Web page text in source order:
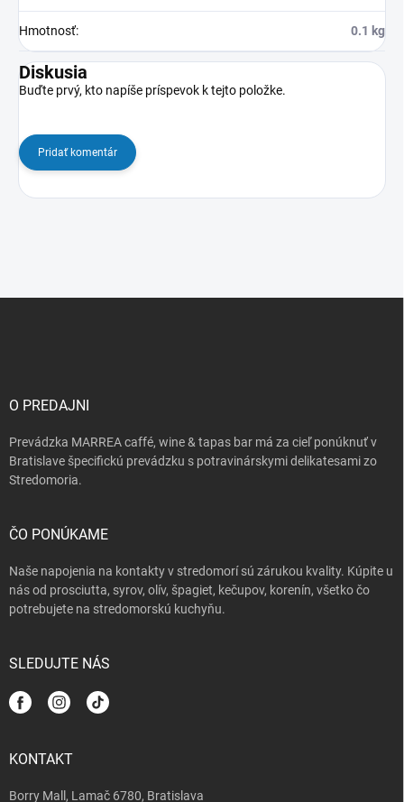
Hmotnosť: 0.1 kg
Diskusia
Buďte prvý, kto napíše príspevok k tejto položke.
Pridať komentár
O PREDAJNI
Prevádzka MARREA caffé, wine & tapas bar má za cieľ ponúknuť v
Bratislave špecifickú prevádzku s potravinárskymi delikatesami zo
Stredomoria.
ČO PONÚKAME
Naše napojenia na kontakty v stredomorí sú zárukou kvality. Kúpite u
nás od prosciutta, syrov, olív, špagiet, kečupov, korenín, všetko čo
potrebujete na stredomorskú kuchyňu.
SLEDUJTE NÁS
KONTAKT
Borry Mall, Lamač 6780, Bratislava